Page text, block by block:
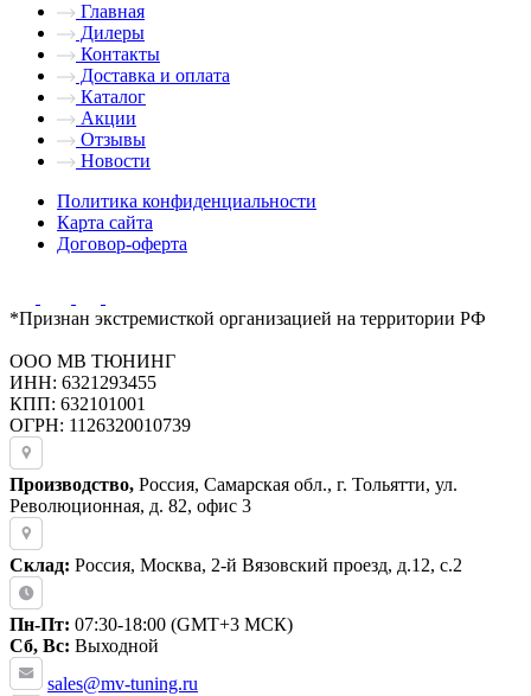
Главная
Дилеры
Контакты
Доставка и оплата
Каталог
Акции
Отзывы
Новости
Политика конфиденциальности
Карта сайта
Договор-оферта
*Признан экстремисткой организацией на территории РФ
ООО МВ ТЮНИНГ
ИНН: 6321293455
КПП: 632101001
ОГРН: 1126320010739
Производство, Россия, Самарская обл., г. Тольятти, ул.
Революционная, д. 82, офис 3
Склад: Россия, Москва, 2-й Вязовский проезд, д.12, с.2
Пн-Пт: 07:30-18:00 (GMT+3 МСК)
Сб, Вс: Выходной
sales@mv-tuning.ru